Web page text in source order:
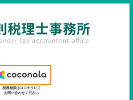
税務相談はココナラにて
お問い合わせください